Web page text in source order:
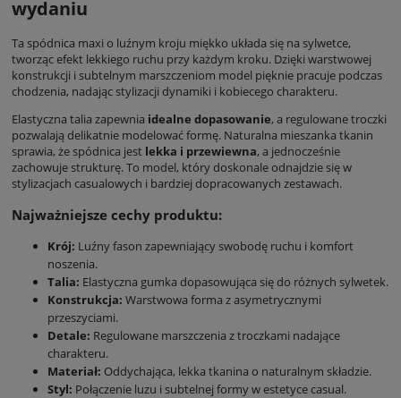
wydaniu
Ta spódnica maxi o luźnym kroju miękko układa się na sylwetce,
tworząc efekt lekkiego ruchu przy każdym kroku. Dzięki warstwowej
konstrukcji i subtelnym marszczeniom model pięknie pracuje podczas
chodzenia, nadając stylizacji dynamiki i kobiecego charakteru.
Elastyczna talia zapewnia idealne dopasowanie, a regulowane troczki
pozwalają delikatnie modelować formę. Naturalna mieszanka tkanin
sprawia, że spódnica jest lekka i przewiewna, a jednocześnie
zachowuje strukturę. To model, który doskonale odnajdzie się w
stylizacjach casualowych i bardziej dopracowanych zestawach.
Najważniejsze cechy produktu:
Krój: Luźny fason zapewniający swobodę ruchu i komfort
noszenia.
Talia: Elastyczna gumka dopasowująca się do różnych sylwetek.
Konstrukcja: Warstwowa forma z asymetrycznymi
przeszyciami.
Detale: Regulowane marszczenia z troczkami nadające
charakteru.
Materiał: Oddychająca, lekka tkanina o naturalnym składzie.
Styl: Połączenie luzu i subtelnej formy w estetyce casual.